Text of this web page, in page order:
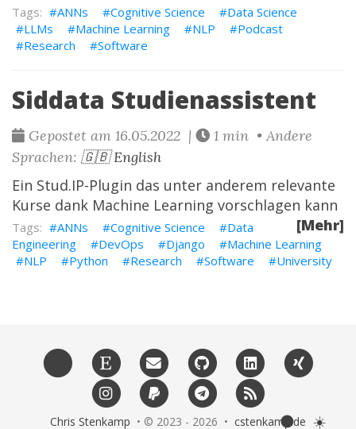
ANNs Cognitive Science
Data Science
LLMs
Machine Learning NLP
Podcast
Research
Software
Siddata Studienassistent
Gepostet am 16.05.2022 |
1 min • Andere
Sprachen: 🇬🇧 English
Ein Stud.IP-Plugin das unter anderem relevante
Kurse dank Machine Learning vorschlagen kann
[Mehr]
ANNs Cognitive Science
Data
Engineering
DevOps Django
Machine Learning
NLP
Python Research Software University
Chris Stenkamp • © 2023 - 2026 • cstenkamp.de
🌑 ☀️